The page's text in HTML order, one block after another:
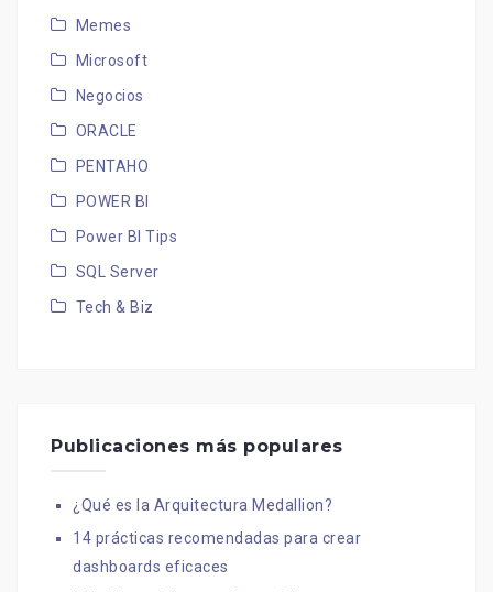
Memes
Microsoft
Negocios
ORACLE
PENTAHO
POWER BI
Power BI Tips
SQL Server
Tech & Biz
Publicaciones más populares
¿Qué es la Arquitectura Medallion?
14 prácticas recomendadas para crear
dashboards eficaces